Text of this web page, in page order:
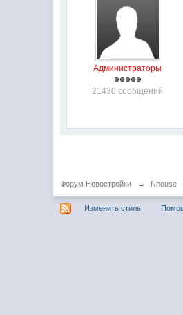
Администраторы
21430 сообщений
Форум Новостройки → Nhouse
Изменить стиль